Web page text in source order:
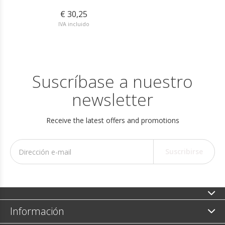
€ 30,25
IVA incluido
Suscríbase a nuestro
newsletter
Receive the latest offers and promotions
Información